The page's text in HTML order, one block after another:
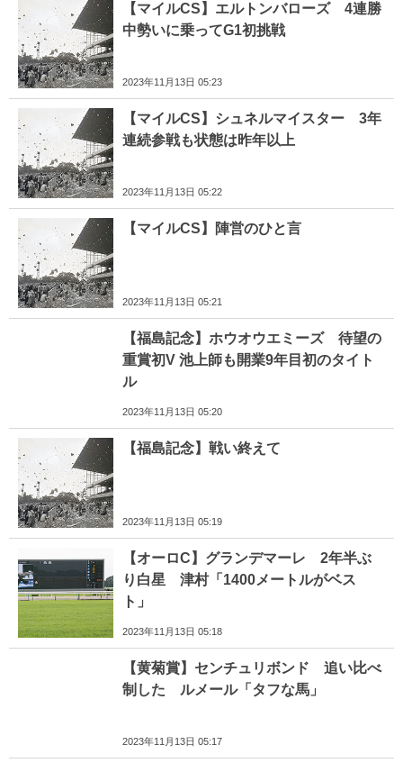
【マイルCS】エルトンバローズ 4連勝
中勢いに乗ってG1初挑戦
2023年11月13日 05:23
【マイルCS】シュネルマイスター 3年
連続参戦も状態は昨年以上
2023年11月13日 05:22
【マイルCS】陣営のひと言
2023年11月13日 05:21
【福島記念】ホウオウエミーズ 待望の
重賞初V 池上師も開業9年目初のタイト
ル
2023年11月13日 05:20
【福島記念】戦い終えて
2023年11月13日 05:19
【オーロC】グランデマーレ 2年半ぶ
り白星 津村「1400メートルがベス
ト」
2023年11月13日 05:18
【黄菊賞】センチュリボンド 追い比べ
制した ルメール「タフな馬」
2023年11月13日 05:17